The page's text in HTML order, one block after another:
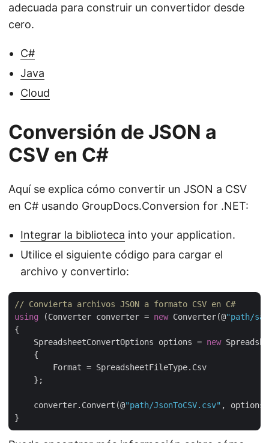
adecuada para construir un convertidor desde
cero.
C#
Java
Cloud
Conversión de JSON a
CSV en C#
Aquí se explica cómo convertir un JSON a CSV
en C# usando GroupDocs.Conversion for .NET:
Integrar la biblioteca into your application.
Utilice el siguiente código para cargar el
archivo y convertirlo:
// Convierta archivos JSON a formato CSV en C#
using (Converter converter = new Converter(@"path/
{
    SpreadsheetConvertOptions options =
new
    {
        Format = SpreadsheetFileType.Csv
    };
    converter.Convert(@
"path/JsonToCSV.csv" ,